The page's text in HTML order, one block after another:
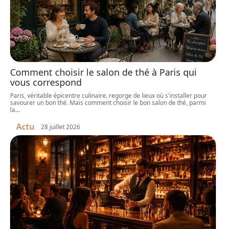
Comment choisir le salon de thé à Paris qui
vous correspond
Paris, véritable épicentre culinaire, regorge de lieux où s'installer pour
savourer un bon thé. Mais comment choisir le bon salon de thé, parmi
la…
Actu 28 juillet 2026